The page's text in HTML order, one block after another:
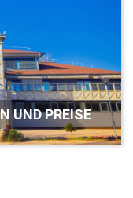
UND PREISE